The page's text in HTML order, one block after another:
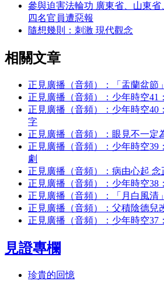
參與迫害法輪功 廣東省、山東
四名官員遭惡報
隨想幾則：刺激 現代觀念
相關文章
正見廣播（音頻）：「盂蘭盆節
正見廣播（音頻）：少年時空41
正見廣播（音頻）：少年時空40
字
正見廣播（音頻）：眼見不一定
正見廣播（音頻）：少年時空39
劇
正見廣播（音頻）：病由心起 念
正見廣播（音頻）：少年時空38
正見廣播（音頻）：「月白風清
正見廣播（音頻）：父積陰德兒
正見廣播（音頻）：少年時空37
見證專欄
珍貴的回憶